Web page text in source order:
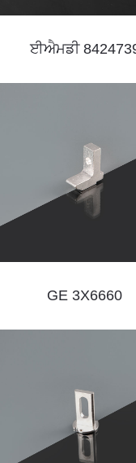
ਈਐਮਡੀ
GE 3X6660